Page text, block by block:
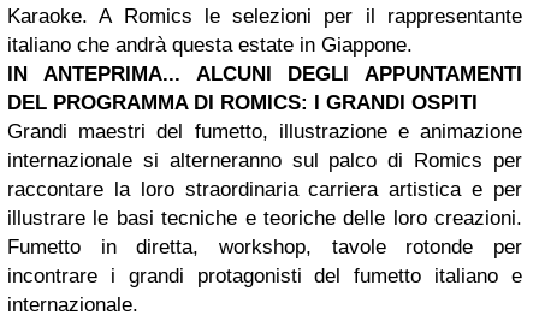
Karaoke. A Romics le selezioni per il rappresentante
italiano che andrà questa estate in Giappone.
IN ANTEPRIMA... ALCUNI DEGLI APPUNTAMENTI
DEL PROGRAMMA DI ROMICS: I GRANDI OSPITI
Grandi maestri del fumetto, illustrazione e animazione
internazionale si alterneranno sul palco di Romics per
raccontare la loro straordinaria carriera artistica e per
illustrare le basi tecniche e teoriche delle loro creazioni.
Fumetto in diretta, workshop, tavole rotonde per
incontrare i grandi protagonisti del fumetto italiano e
internazionale.